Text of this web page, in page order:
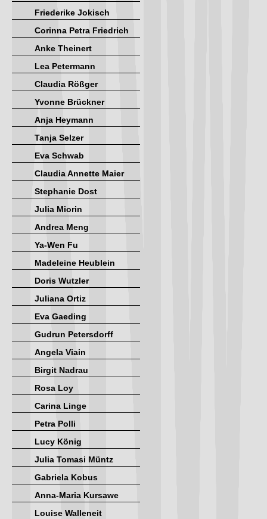
Friederike Jokisch
Corinna Petra Friedrich
Anke Theinert
Lea Petermann
Claudia Rößger
Yvonne Brückner
Anja Heymann
Tanja Selzer
Eva Schwab
Claudia Annette Maier
Stephanie Dost
Julia Miorin
Andrea Meng
Ya-Wen Fu
Madeleine Heublein
Doris Wutzler
Juliana Ortiz
Eva Gaeding
Gudrun Petersdorff
Angela Viain
Birgit Nadrau
Rosa Loy
Carina Linge
Petra Polli
Lucy König
Julia Tomasi Müntz
Gabriela Kobus
Anna-Maria Kursawe
Louise Walleneit